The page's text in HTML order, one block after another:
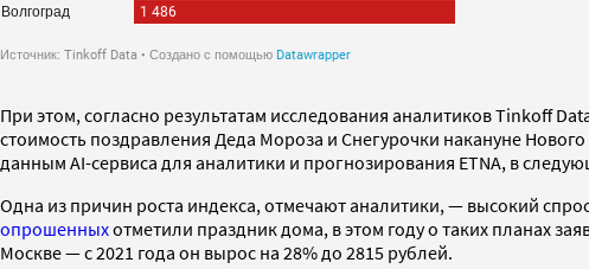
При этом, согласно результатам исследования аналитиков Tinkoff
стоимость поздравления Деда Мороза и Снегурочки накануне
данным AI-сервиса для аналитики и прогнозирования ETNA, в
Одна из причин роста индекса, отмечают аналитики, — высокий
опрошенныхотметили праздник дома, в этом году о таких планах
Москве — с 2021 года он вырос на 28% до 2815 рублей.